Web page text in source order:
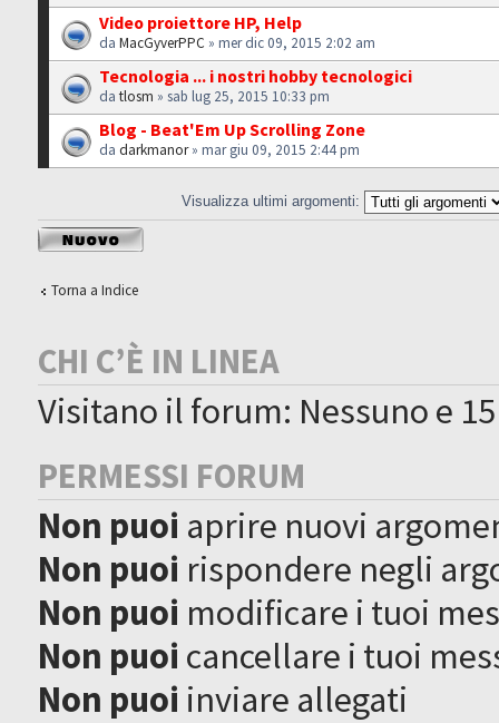
Video proiettore HP, Help
daMacGyverPPC » mer dic 09, 2015 2:02 am
Tecnologia ... i nostri hobby tecnologici
datlosm » sab lug 25, 2015 10:33 pm
Blog - Beat'Em Up Scrolling Zone
dadarkmanor» mar giu 09, 2015 2:44 pm
Visualizza ultimi argomenti:
Scrivi un nuovo
argomento
Torna a Indice
CHI C’È IN LINEA
Visitano il forum: Nessuno e
PERMESSI FORUM
Non puoi aprire nuovi
Non puoi rispondere negli
Non puoi modificare i tuoi
Non puoi cancellare i tuoi
Non puoi inviare allegati